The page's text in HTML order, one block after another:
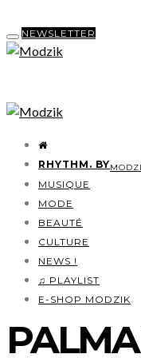
NEWSLETTER
RHYTHM. BY
MUSIQUE
MODE
BEAUTÉ
CULTURE
NEWS !
♫ PLAYLIST
E-SHOP MODZIK